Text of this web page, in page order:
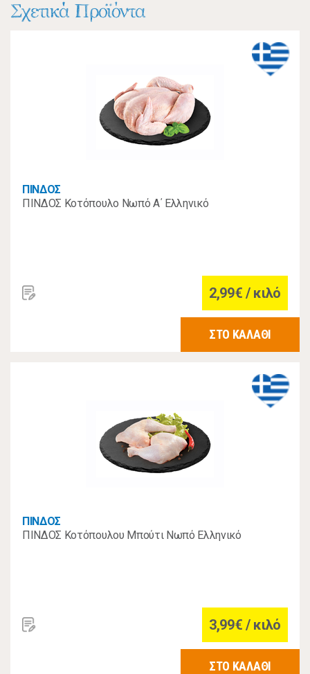
Σχετικά Προϊόντα
ΠΙΝΔΟΣ
ΠΙΝΔΟΣ Κοτόπουλο Νωπό Α΄ Ελληνικό
2,99€ / κιλό
ΣΤΟ ΚΑΛΑΘΙ
ΠΙΝΔΟΣ
ΠΙΝΔΟΣ Κοτόπουλου Μπούτι Νωπό Ελληνικό
3,99€ / κιλό
ΣΤΟ ΚΑΛΑΘΙ